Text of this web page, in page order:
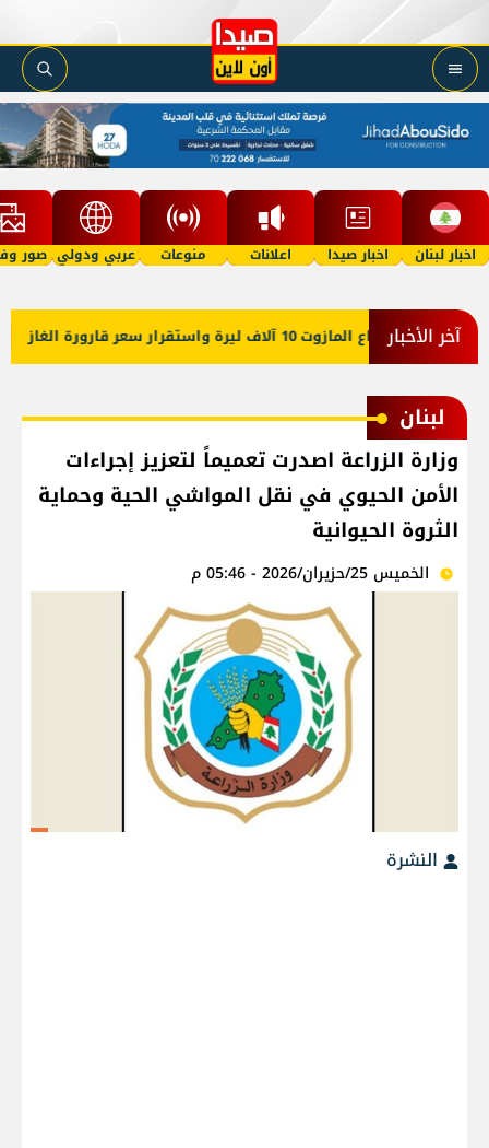
اخبار لبنان اخبار صيدا اعلانات منوعات عربي ودولي صور
آخر الأخبار
لبنان
وزارة الزراعة اصدرت تعميماً لتعزيز إجراءات
الأمن الحيوي في نقل المواشي الحية وحماية
الثروة الحيوانية
الخميس 25/حزيران/2026 - 05:46 م
النشرة